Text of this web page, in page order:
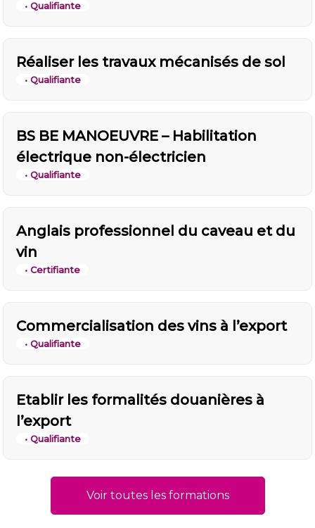
• Qualifiante
Réaliser les travaux mécanisés de sol
• Qualifiante
BS BE MANOEUVRE – Habilitation
électrique non-électricien
• Qualifiante
Anglais professionnel du caveau et du
vin
• Certifiante
Commercialisation des vins à l’export
• Qualifiante
Etablir les formalités douanières à
l’export
• Qualifiante
Voir toutes les formations